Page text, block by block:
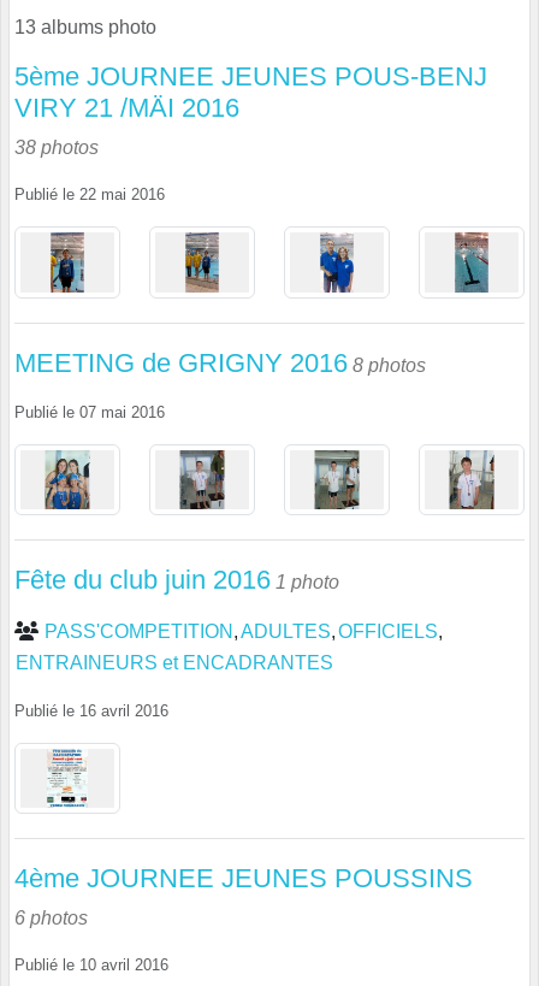
13 albums photo
5ème JOURNEE JEUNES POUS-BENJ
VIRY 21 /MÄI 2016
38 photos
Publié le 22 mai 2016
MEETING de GRIGNY 2016 8 photos
Publié le 07 mai 2016
Fête du club juin 2016 1 photo
PASS'COMPETITION ADULTES OFFICIELS
ENTRAINEURS et ENCADRANTES
Publié le 16 avril 2016
4ème JOURNEE JEUNES POUSSINS
6 photos
Publié le 10 avril 2016